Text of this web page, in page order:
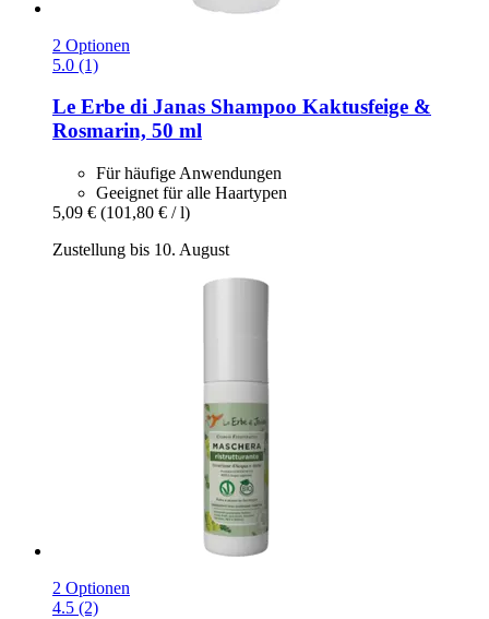
2 Optionen
5.0 (1)
Le Erbe di Janas Shampoo Kaktusfeige &
Rosmarin, 50 ml
Für häufige Anwendungen
Geeignet für alle Haartypen
5,09 € (101,80 € / l)
Zustellung bis 10. August
2 Optionen
4.5 (2)